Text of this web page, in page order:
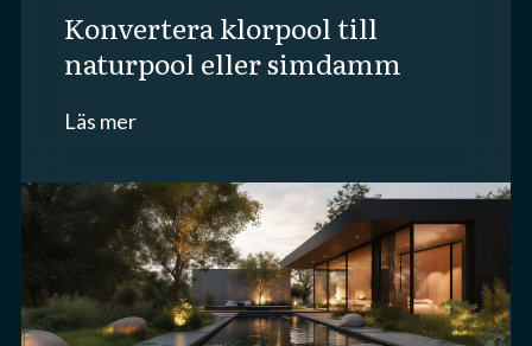
konvertera klorpool till
naturpool eller simdamm
Läs mer